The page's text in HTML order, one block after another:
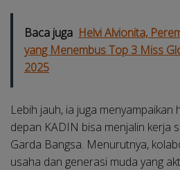
Baca juga Helvi Alvionita,
yang Menembus Top 3 Miss
2025
Lebih jauh, ia juga menyampaikan
depan KADIN bisa menjalin kerja
Garda Bangsa. Menurutnya,
usaha dan generasi muda yang